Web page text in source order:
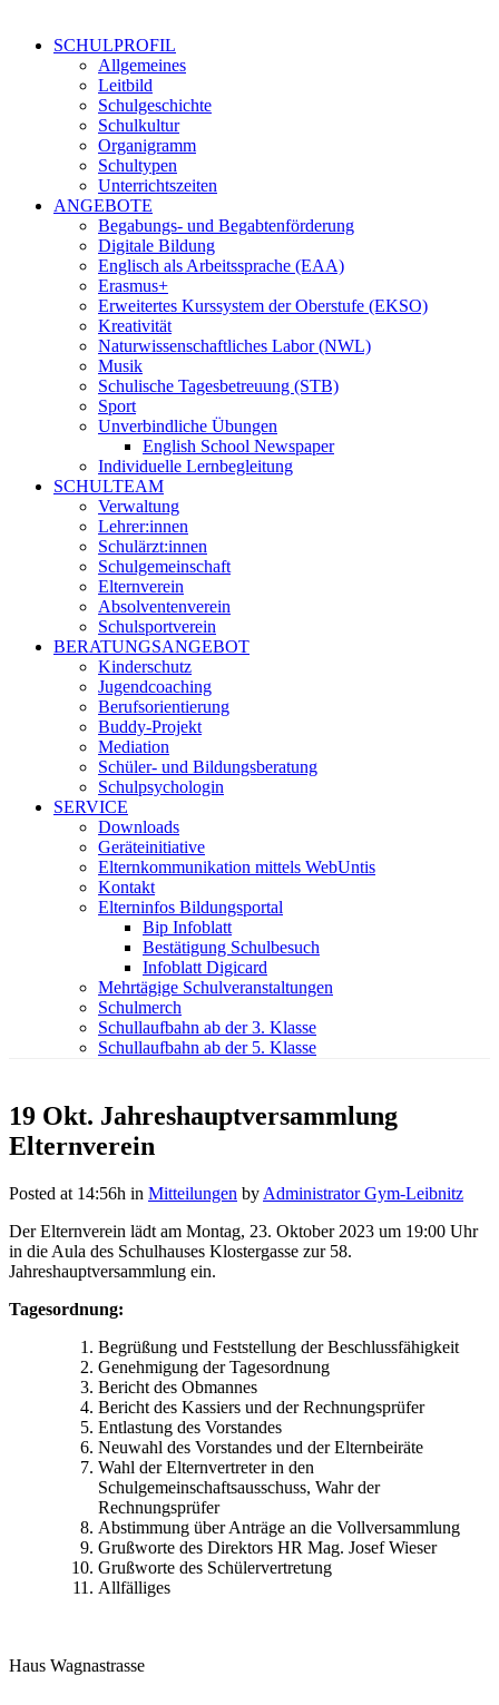
SCHULPROFIL
Allgemeines
Leitbild
Schulgeschichte
Schulkultur
Organigramm
Schultypen
Unterrichtszeiten
ANGEBOTE
Begabungs- und Begabtenförderung
Digitale Bildung
Englisch als Arbeitssprache (EAA)
Erasmus+
Erweitertes Kurssystem der Oberstufe (EKSO)
Kreativität
Naturwissenschaftliches Labor (NWL)
Musik
Schulische Tagesbetreuung (STB)
Sport
Unverbindliche Übungen
English School Newspaper
Individuelle Lernbegleitung
SCHULTEAM
Verwaltung
Lehrer:innen
Schulärzt:innen
Schulgemeinschaft
Elternverein
Absolventenverein
Schulsportverein
BERATUNGSANGEBOT
Kinderschutz
Jugendcoaching
Berufsorientierung
Buddy-Projekt
Mediation
Schüler- und Bildungsberatung
Schulpsychologin
SERVICE
Downloads
Geräteinitiative
Elternkommunikation mittels WebUntis
Kontakt
Elterninfos Bildungsportal
Bip Infoblatt
Bestätigung Schulbesuch
Infoblatt Digicard
Mehrtägige Schulveranstaltungen
Schulmerch
Schullaufbahn ab der 3. Klasse
Schullaufbahn ab der 5. Klasse
19 Okt. Jahreshauptversammlung
Elternverein
Posted at 14:56h in Mitteilungen by Administrator Gym-Leibnitz
Der Elternverein lädt am Montag, 23. Oktober 2023 um 19:00 Uhr
in die Aula des Schulhauses Klostergasse zur 58.
Jahreshauptversammlung ein.
Tagesordnung:
Begrüßung und Feststellung der Beschlussfähigkeit
Genehmigung der Tagesordnung
Bericht des Obmannes
Bericht des Kassiers und der Rechnungsprüfer
Entlastung des Vorstandes
Neuwahl des Vorstandes und der Elternbeiräte
Wahl der Elternvertreter in den
Schulgemeinschaftsausschuss, Wahr der
Rechnungsprüfer
Abstimmung über Anträge an die Vollversammlung
Grußworte des Direktors HR Mag. Josef Wieser
Grußworte des Schülervertretung
Allfälliges
Haus Wagnastrasse